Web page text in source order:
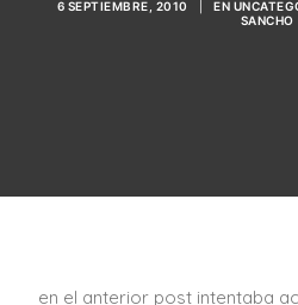
6 SEPTIEMBRE, 2010 EN
SANCHO
en el anterior post intentaba